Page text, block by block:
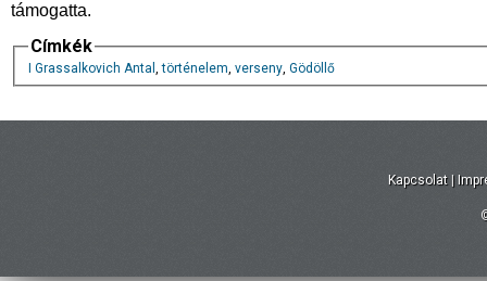
támogatta.
Címkék
I Grassalkovich Antal ,történelem, verseny, Gödöllő
Kapcsolat |